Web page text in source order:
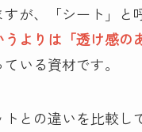
すが、「シート」と
よりは「透け感の
いる資材です。
との違いを比較し